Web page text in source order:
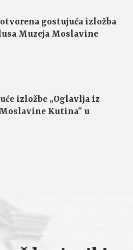
gostujuća izložba
Muzeja Moslavine
izložbe „Oglavlja iz
Kutina“ u